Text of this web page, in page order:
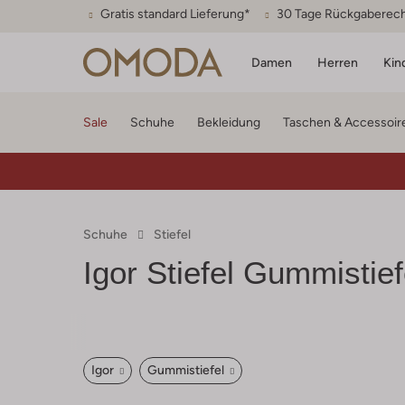
Gratis standard Lieferung* 30 Tage
Damen Herren
Sale Schuhe Bekleidung Taschen &
Schuhe Stiefel
Igor Stiefel
Igor Gummistiefel